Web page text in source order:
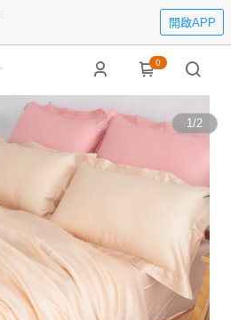
開啟APP
0
1/2